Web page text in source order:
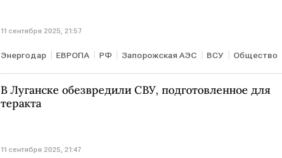
11 сентября 2025, 21:57
Энергодар ЕВРОПА РФ Запорожская АЭС ВСУ Общество
В Луганске обезвредили СВУ, подготовленное для
теракта
11 сентября 2025, 21:47